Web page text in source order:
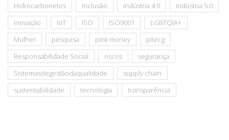
Hidrocarbonetos
Inclusão indústria 4.0
indústria 5.0
inovação
IoT ISO ISO9001
LGBTQIA+
Mulher
pesquisa pink money
pitecg
Responsabilidade Social
riscos
segurança
Sistemasdegestãodaqualidade
supply chain
sustentabilidade
tecnologia transparência